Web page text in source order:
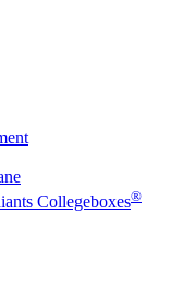
Collegeboxes®